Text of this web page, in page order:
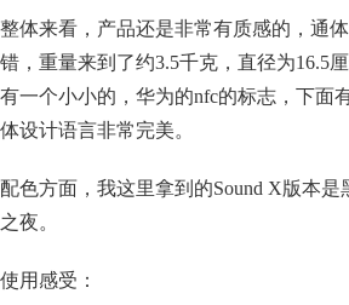
整体来看，产品还是非常有质感的，通
错，重量来到了约3.5千克，直径为16.5
有一个小小的，华为的nfc的标志，下面
体设计语言非常完美。
配色方面，我这里拿到的Sound X版本
之夜。
使用感受：